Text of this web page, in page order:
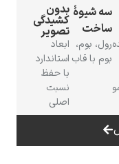
بدون
کشیدگی
تصویر
ابعاد
استاندارد
نسبت